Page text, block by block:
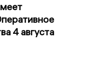
4 августа